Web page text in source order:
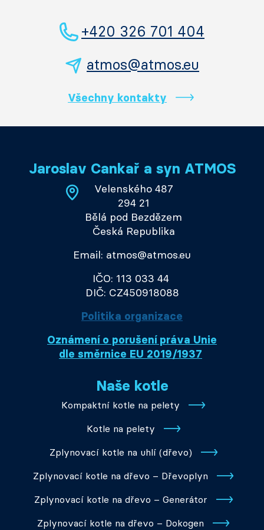
+420 326 701 404
atmos@atmos.eu
Všechny kontakty
Jaroslav Cankař a syn ATMOS
Velenského 487
294 21
Bělá pod Bezdězem
Česká Republika
Email: atmos@atmos.eu
IČO: 113 033 44
DIČ: CZ450918088
Politika organizace
Oznámení o porušení práva Unie
dle směrnice EU 2019/1937
Naše kotle
Kompaktní kotle na pelety
Kotle na pelety
Zplynovací kotle na uhlí (dřevo)
Zplynovací kotle na dřevo – Dřevoplyn
Zplynovací kotle na dřevo – Generátor
Zplynovací kotle na dřevo – Dokogen